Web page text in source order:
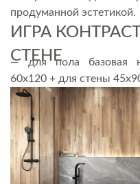
продуманной эстетикой.
ИГРА
СТЕНЕ
— для пола базовая
60х120 + для стены